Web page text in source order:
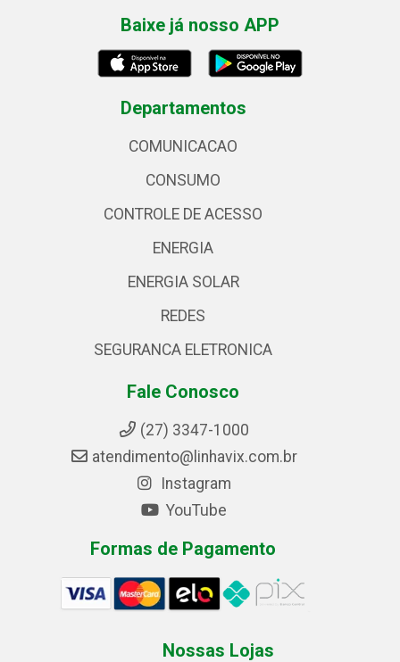
Baixe já nosso APP
Departamentos
COMUNICACAO
CONSUMO
CONTROLE DE ACESSO
ENERGIA
ENERGIA SOLAR
REDES
SEGURANCA ELETRONICA
Fale Conosco
(27) 3347-1000
atendimento@linhavix.com.br
Instagram
YouTube
Formas de Pagamento
Nossas Lojas